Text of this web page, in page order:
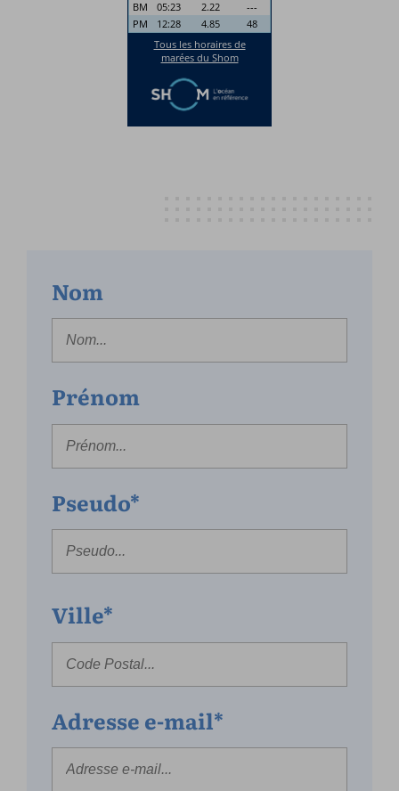
Nom
Prénom
Pseudo*
Ville*
Adresse e-mail*